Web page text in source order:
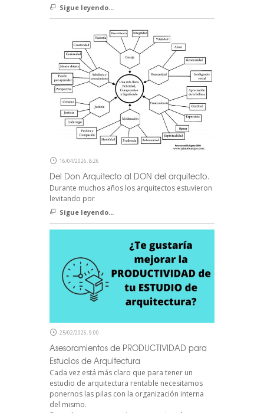
Sigue leyendo...
16/04/2026, 8:26
Del Don Arquitecto al DON del arquitecto.
Durante muchos años los arquitectos estuvieron
levitando por
Sigue leyendo...
25/02/2026, 9:00
Asesoramientos de PRODUCTIVIDAD para
Estudios de Arquitectura
Cada vez está más claro que para tener un
estudio de arquitectura rentable necesitamos
ponernos las pilas con la organización interna
del mismo.